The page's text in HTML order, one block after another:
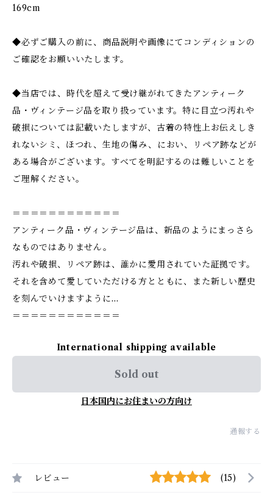
169cm
◆必ずご購入の前に、商品説明や画像にてコンディションの
ご確認をお願いいたします。
◆当店では、時代を超えて受け継がれてきたアンティーク
品・ヴィンテージ品を取り扱っています。特に目立つ汚れや
破損については記載いたしますが、古着の特性上お伝えしき
れないシミ、ほつれ、生地の傷み、におい、リペア跡などが
ある場合がございます。すべてを明記するのは難しいことを
ご理解ください。
＝＝＝＝＝＝＝＝＝＝＝＝
アンティーク品・ヴィンテージ品は、新品のようにまっさら
なものではありません。
汚れや破損、リペア跡は、誰かに愛用されていた証拠です。
それを含めて愛していただける方とともに、また新しい歴史
を刻んでいけますように…
＝＝＝＝＝＝＝＝＝＝＝＝
International shipping available
Sold out
日本国内にお住まいの方向け
通報する
レビュー (15)